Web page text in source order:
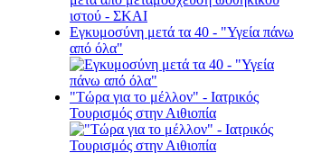
Εγκυμοσύνη μετά τα 40 - "Υγεία πάνω
από όλα"
"Τώρα για το μέλλον" - Ιατρικός
Τουρισμός στην Αιθιοπία